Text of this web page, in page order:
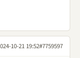
10-21 19:52#7759597